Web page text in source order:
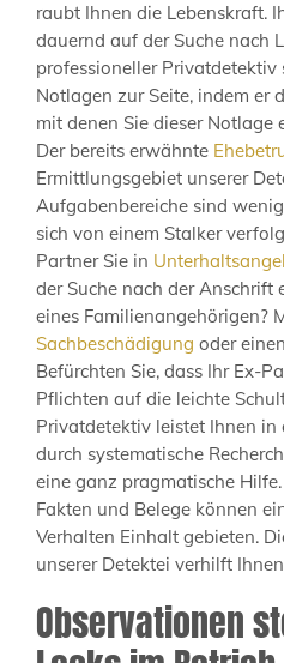
raubt Ihnen die Lebenskraft.
dauernd auf der Suche nach
professioneller Privatdetektiv
Notlagen zur Seite, indem er
mit denen Sie dieser Notlage
Der bereits erwähnte
Ermittlungsgebiet unserer
Aufgabenbereiche sind
sich von einem Stalker
Partner Sie in
der Suche nach der Anschrift
eines Familienangehörigen?
Sachbeschädigung oder einen
Befürchten Sie, dass Ihr Ex-
Pflichten auf die leichte
Privatdetektiv leistet Ihnen
durch systematische
eine ganz pragmatische
Fakten und Belege können
Verhalten Einhalt gebieten.
unserer Detektei verhilft
Observationen